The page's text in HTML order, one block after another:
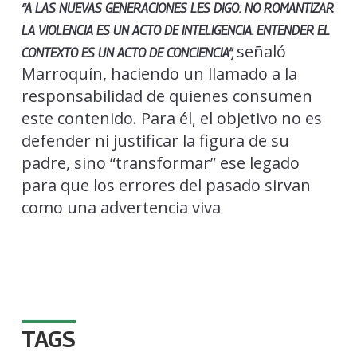
“A LAS NUEVAS GENERACIONES LES DIGO: NO ROMANTIZAR
LA VIOLENCIA ES UN ACTO DE INTELIGENCIA. ENTENDER EL
CONTEXTO ES UN ACTO DE CONCIENCIA”, señaló
Marroquín, haciendo un llamado a la
responsabilidad de quienes consumen
este contenido. Para él, el objetivo no es
defender ni justificar la figura de su
padre, sino “transformar” ese legado
para que los errores del pasado sirvan
como una advertencia viva
TAGS